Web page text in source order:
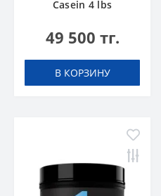
Casein 4 lbs
Мороженое
49 500 тг.
В КОРЗИНУ